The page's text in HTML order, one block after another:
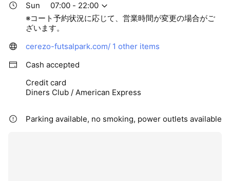
Sun
07:00 - 22:00
※コート予約状況に応じて、営業時間が変更の場合がご
ざいます。
cerezo-futsalpark.com/ 1 other items
Cash accepted
Credit card
Diners Club / American Express
Parking available, no smoking, power outlets available